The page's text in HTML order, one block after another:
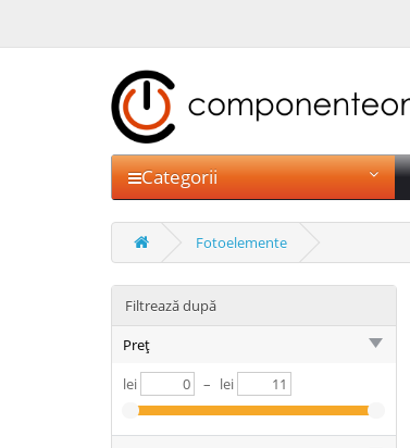
Categorii
Fotoelemente
Filtrează după
Preț
lei
– lei